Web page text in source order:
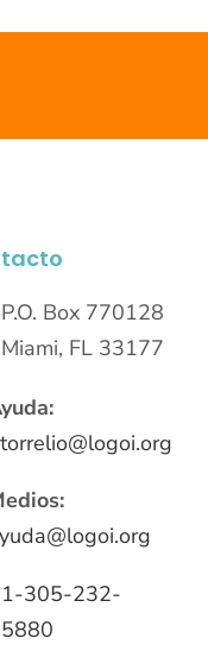
P.O. Box 770128
Miami, FL 33177
1-305-232-
5880